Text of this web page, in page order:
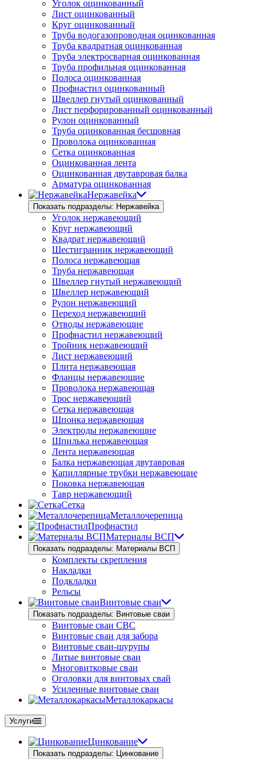
Уголок оцинкованный
Лист оцинкованный
Круг оцинкованный
Труба водогазопроводная оцинкованная
Труба квадратная оцинкованная
Труба электросварная оцинкованная
Труба профильная оцинкованная
Полоса оцинкованная
Профнастил оцинкованный
Швеллер гнутый оцинкованный
Лист перфорированный оцинкованный
Рулон оцинкованный
Труба оцинкованная бесшовная
Проволока оцинкованная
Сетка оцинкованная
Оцинкованная лента
Оцинкованная двутавровая балка
Арматура оцинкованная
Нержавейка
Показать подразделы: Нержавейка
Уголок нержавеющий
Круг нержавеющий
Квадрат нержавеющий
Шестигранник нержавеющий
Полоса нержавеющая
Труба нержавеющая
Швеллер гнутый нержавеющий
Швеллер нержавеющий
Рулон нержавеющий
Переход нержавеющий
Отводы нержавеющие
Профнастил нержавеющий
Тройник нержавеющий
Лист нержавеющий
Плита нержавеющая
Фланцы нержавеющие
Проволока нержавеющая
Трос нержавеющий
Сетка нержавеющая
Шпонка нержавеющая
Электроды нержавеющие
Шпилька нержавеющая
Лента нержавеющая
Балка нержавеющая двутавровая
Капиллярные трубки нержавеющие
Поковка нержавеющая
Тавр нержавеющий
Сетка
Металлочерепица
Профнастил
Материалы ВСП
Показать подразделы: Материалы ВСП
Комплекты скрепления
Накладки
Подкладки
Рельсы
Винтовые сваи
Показать подразделы: Винтовые сваи
Винтовые сваи СВС
Винтовые сваи для забора
Винтовые сваи-шурупы
Литые винтовые сваи
Многовитковые сваи
Оголовки для винтовых свай
Усиленные винтовые сваи
Металлокаркасы
Услуги
Цинкование
Показать подразделы: Цинкование